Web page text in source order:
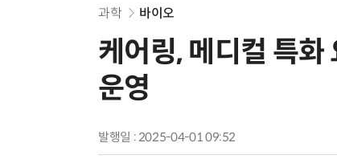
과학 바이오
케어링, 메디컬 특
운영
발행일 : 2025-04-01 09:52